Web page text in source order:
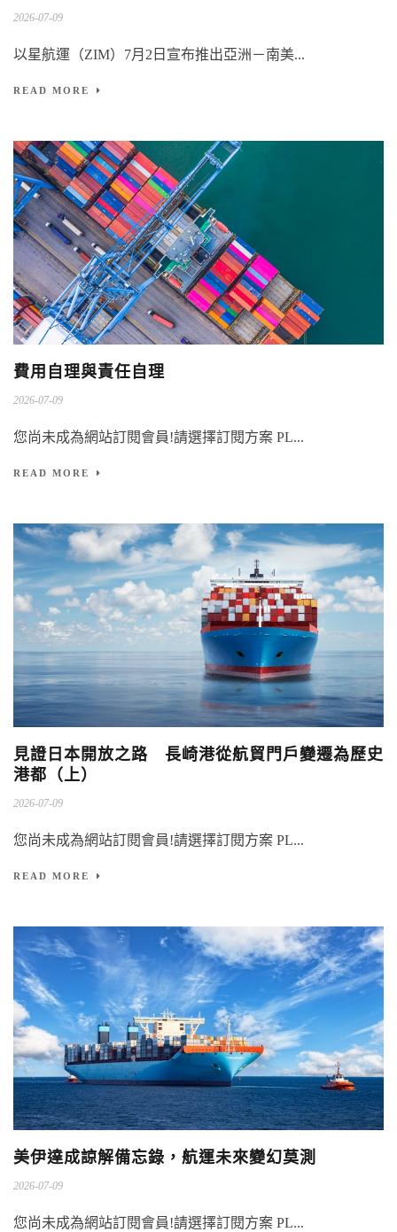
2026-07-09
以星航運（ZIM）7月2日宣布推出亞洲－南美...
READ MORE
費用自理與責任自理
2026-07-09
您尚未成為網站訂閱會員!請選擇訂閱方案 PL...
READ MORE
見證日本開放之路 長崎港從航貿門戶變遷為歷史
港都（上）
2026-07-09
您尚未成為網站訂閱會員!請選擇訂閱方案 PL...
READ MORE
美伊達成諒解備忘錄，航運未來變幻莫測
2026-07-09
您尚未成為網站訂閱會員!請選擇訂閱方案 PL...